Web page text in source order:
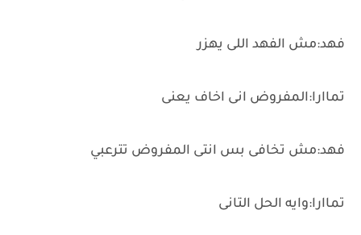
فهد:مش الفهد اللى يهزر
تماارا:المفروض انى اخاف يعنى
فهد:مش تخافى بس انتى المفروض تترعبي
تماارا:وايه الحل التانى